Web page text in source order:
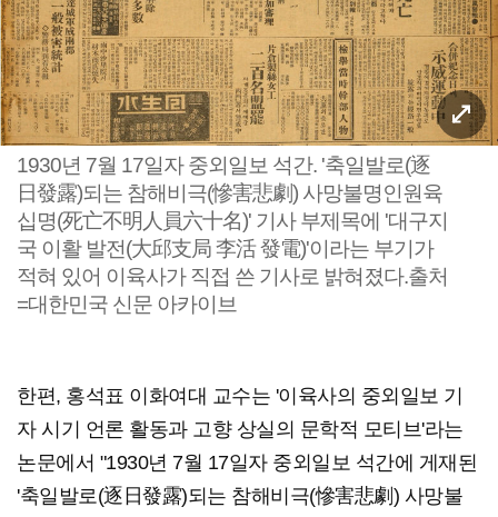
1930년 7월 17일자 중외일보 석간. '축일발로(逐
日發露)되는 참해비극(慘害悲劇) 사망불명인원육
십명(死亡不明人員六十名)' 기사 부제목에 '대구지
국 이활 발전(大邱支局 李活 發電)'이라는 부기가
적혀 있어 이육사가 직접 쓴 기사로 밝혀졌다.출처
=대한민국 신문 아카이브
한편, 홍석표 이화여대 교수는 '이육사의 중외일보 기
자 시기 언론 활동과 고향 상실의 문학적 모티브'라는
논문에서 "1930년 7월 17일자 중외일보 석간에 게재된
'축일발로(逐日發露)되는 참해비극(慘害悲劇) 사망불